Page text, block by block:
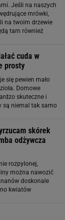
Jeśli na naszych
mrówki,
na twoim drzewie
tam również
cuda w
prosty
się pewien mało
Domowe
skuteczne i
są niemal tak samo
skórek
odżywcza
rozpylonej,
można nawozić
doskonale
kwiatów